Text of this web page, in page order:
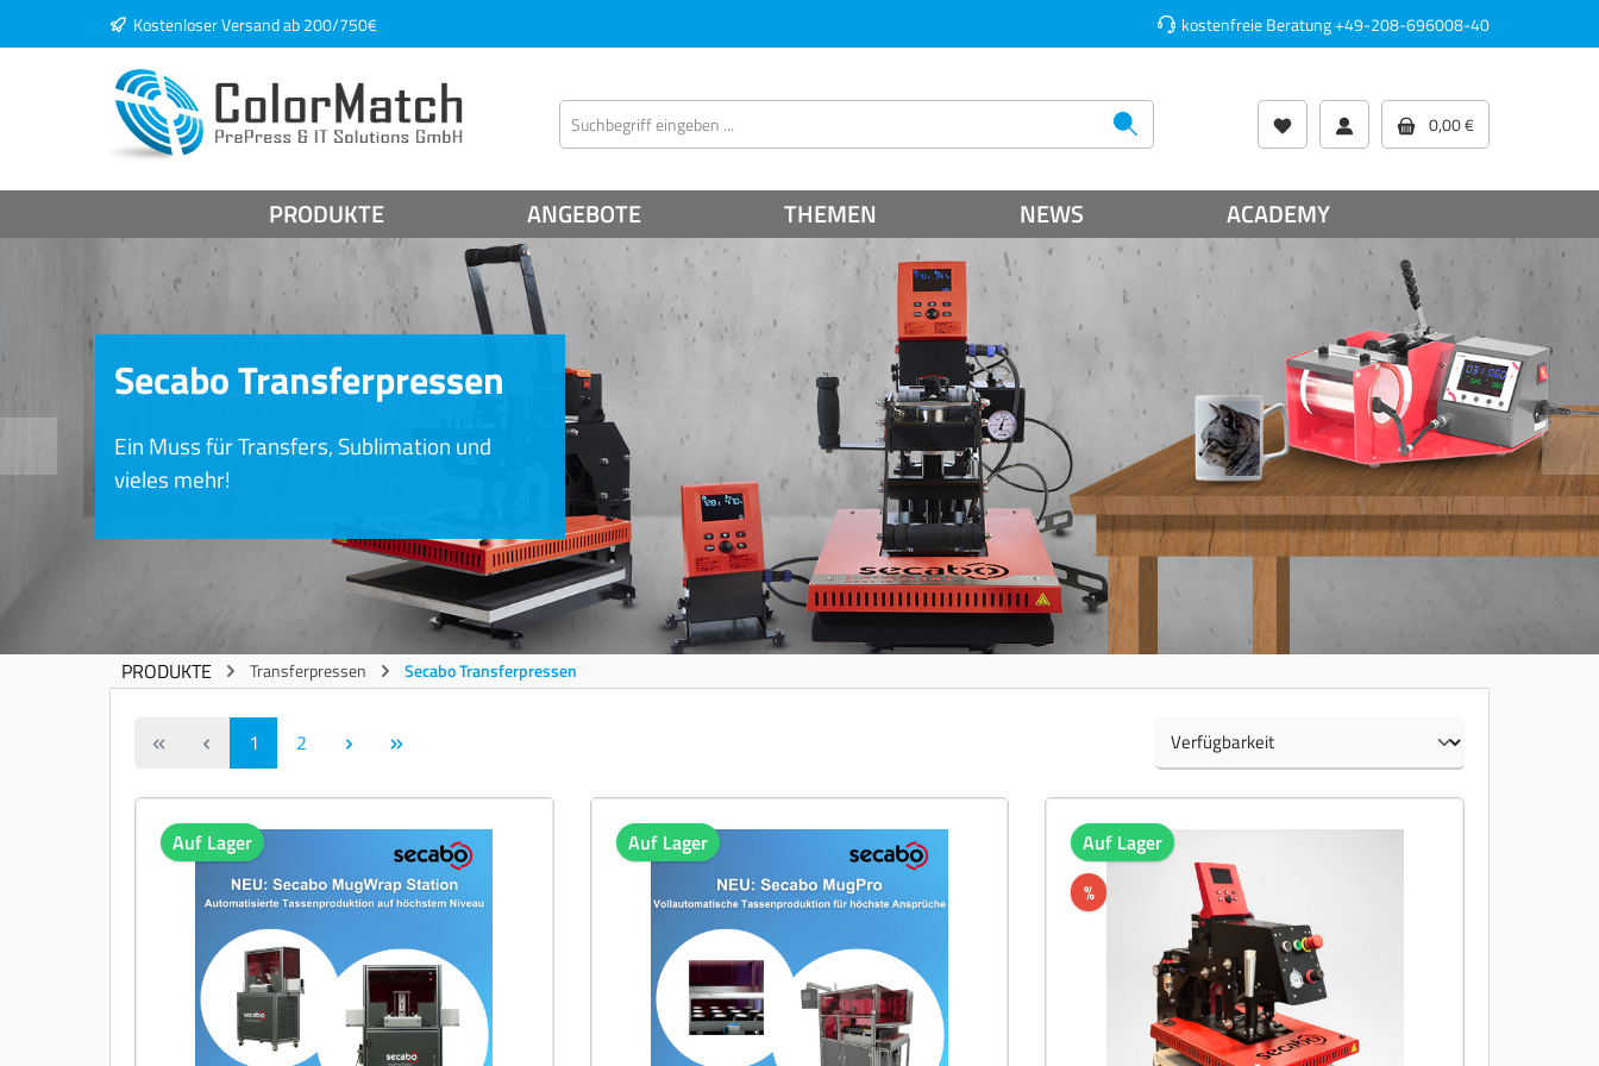
Zur Hauptnavigation springen
Kostenloser Versand ab 200/750€ kostenfreie Beratung+49-208-696008-40
0,00 €
PRODUKTE ANGEBOTE THEMEN NEWS ACADEMY
Secabo Transferpressen
Ein Muss für Transfers, Sublimation und
vieles mehr!
PRODUKTE Transferpressen Secabo Transferpressen
1 2
Auf Lager Auf Lager
Auf Lager
%